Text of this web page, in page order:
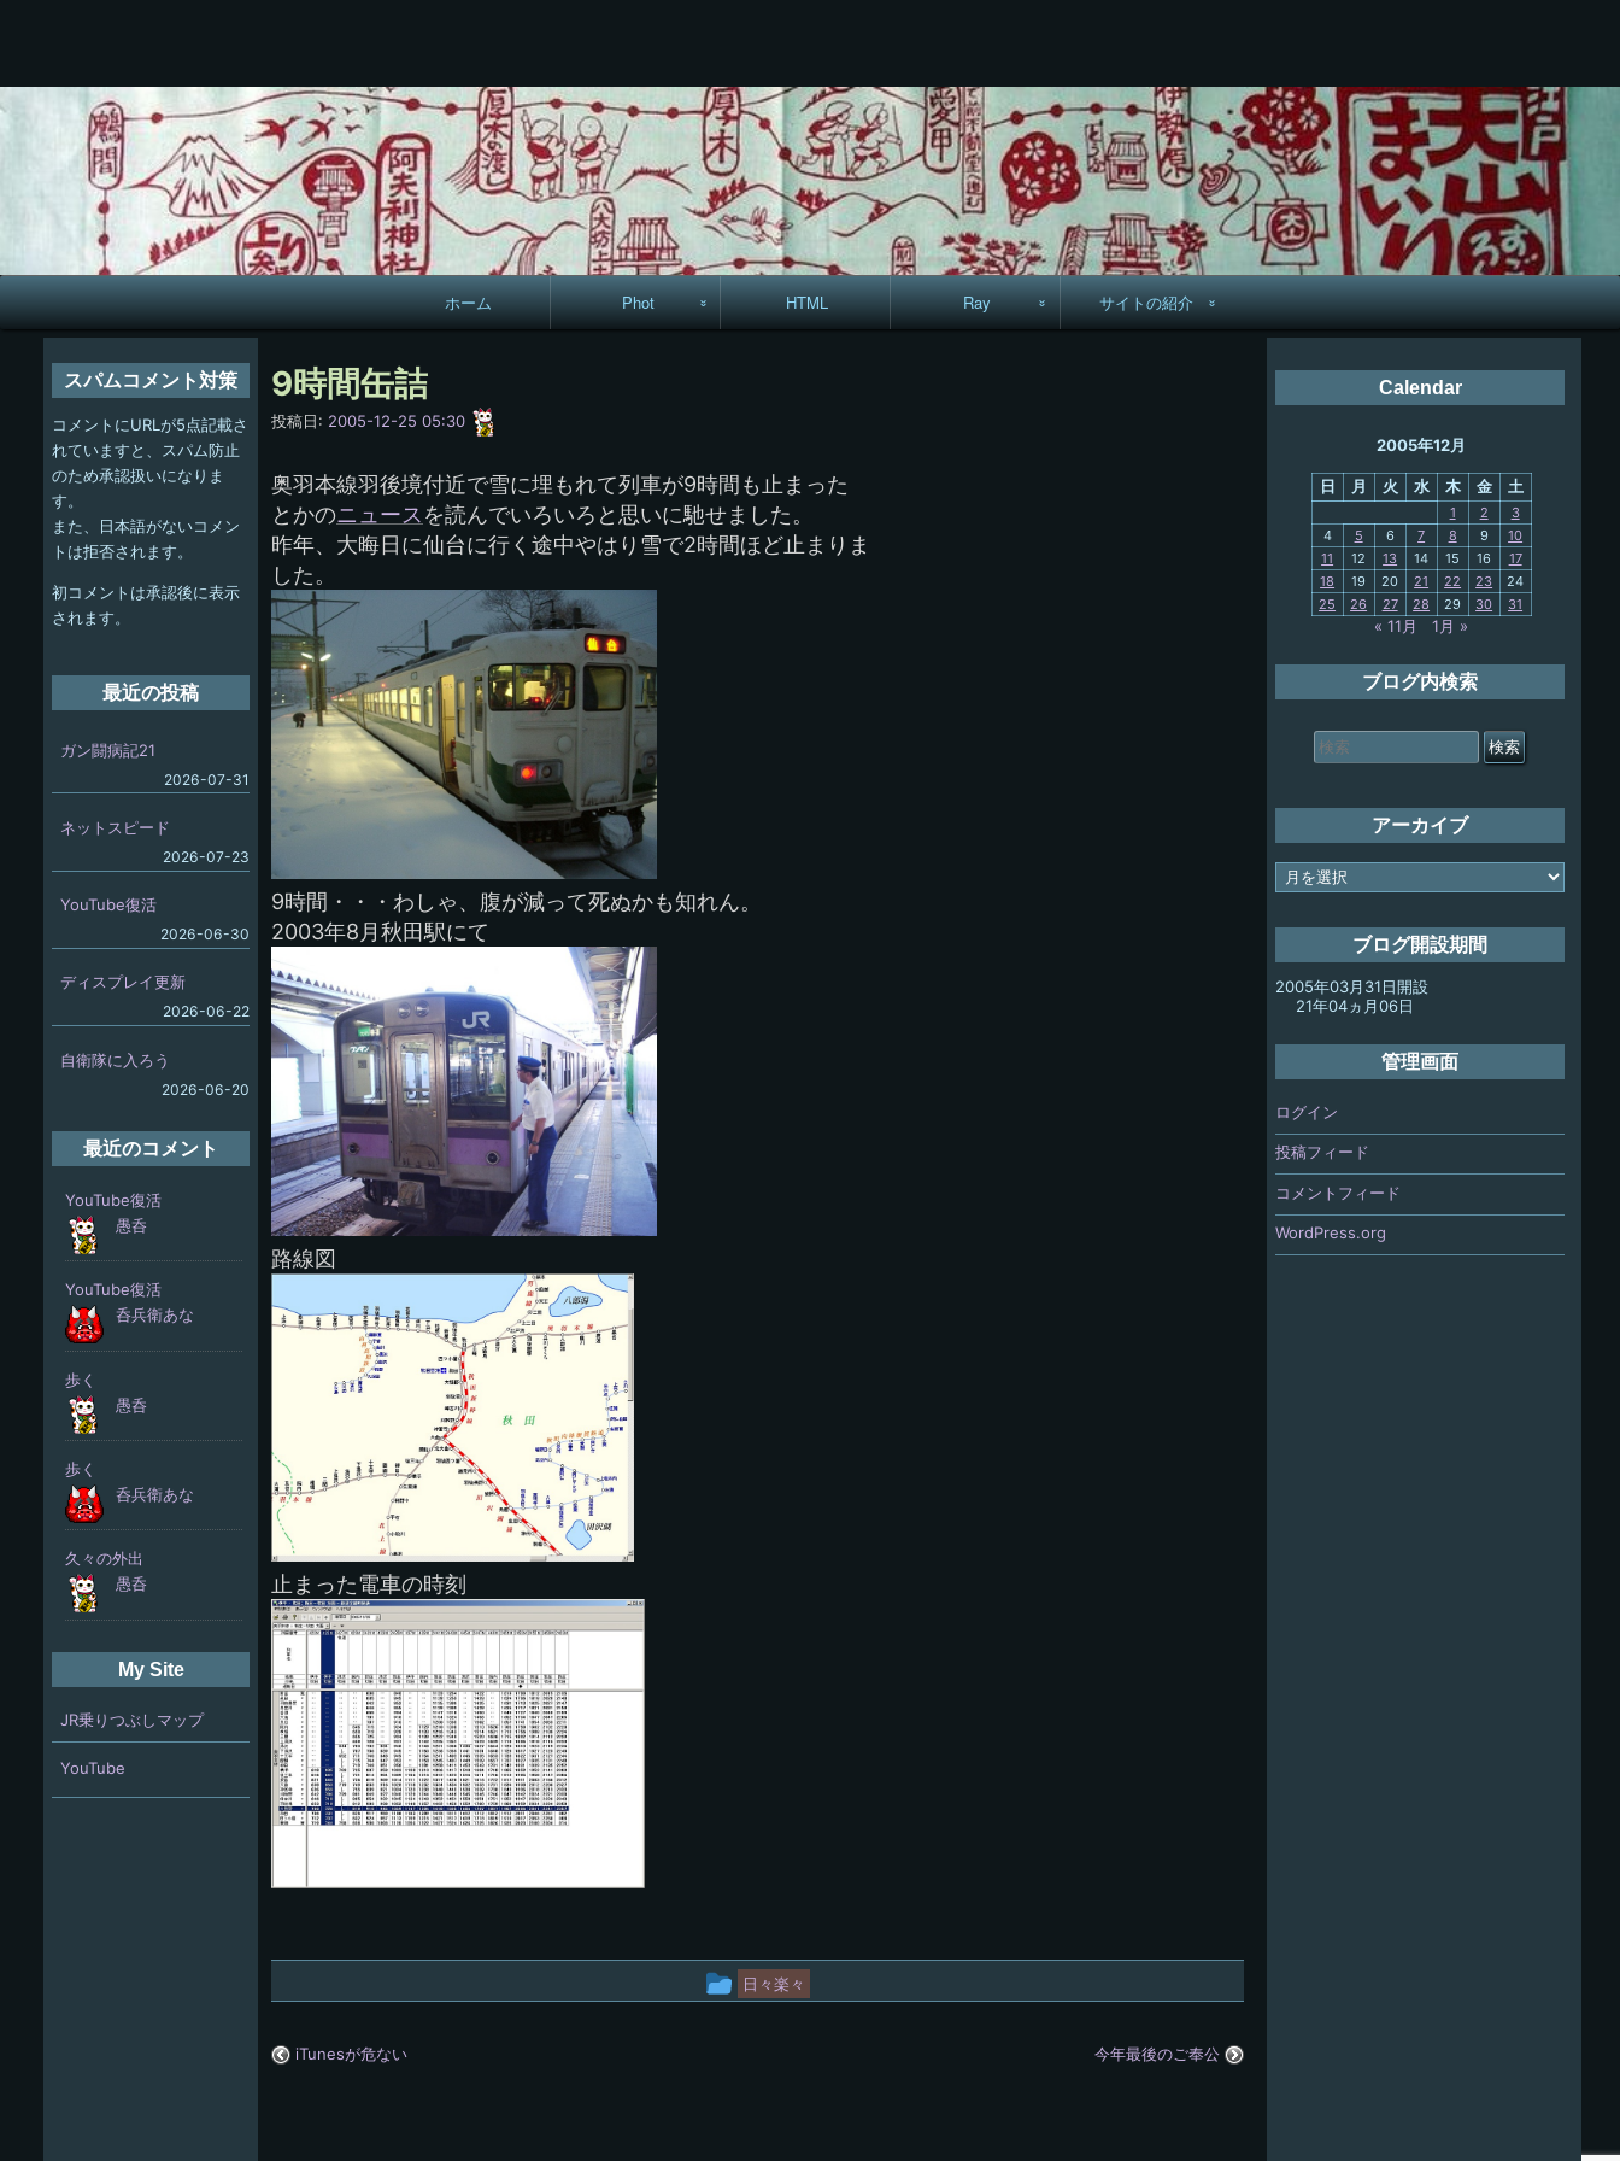
ン
ツ
へ
ス
キ
ッ
メ
イ
ホーム Phot
手拭いの旅
HTML Ray サイトの紹介
9時間缶詰
投稿日: 2005-12-25 05:30
奥羽本線羽後境付近で雪に埋もれて列車が9時間も止まった
とかのニュース を読んでいろいろと思いに馳せました。
昨年、大晦日に仙台に行く途中やはり雪で2時間ほど止まりま
した。
9時間・・・わしゃ、腹が減って死ぬかも知れん。
2003年8月秋田駅にて
路線図
止まった電車の時刻
投
日々楽々
iTunesが危ない 今年最後のご奉公
Calendar
2005年12月
日 月 火 水 木 金 土
1 2
3
4
5 6 7 8 9
10
11
12 13 14 15 16
17
18
19 20 21 22 23
24
25
26 27 28 29 30 31
« 11月 1月 »
ブログ内検索
索
対
アーカイブ
ア
ー
ブ
ブログ開設期間
2005年03月31日開設
21年04ヵ月06日
管理画面
ログイン
投稿フィード
コメントフィード
WordPress.org
スパムコメント対策
コメントにURLが5点記載さ
れていますと、スパム防止
のため承認扱いになりま
す。
また、日本語がないコメン
トは拒否されます。
初コメントは承認後に表示
されます。
最近の投稿
ガン闘病記21
2026-07-31
ネットスピード
2026-07-23
YouTube復活
2026-06-30
ディスプレイ更新
2026-06-22
自衛隊に入ろう
2026-06-20
最近のコメント
My Site
JR乗りつぶしマップ
YouTube